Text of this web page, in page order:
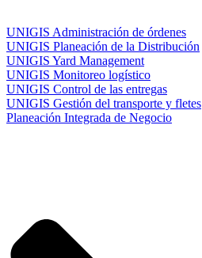
UNIGIS Administración de órdenes
UNIGIS Planeación de la Distribución
UNIGIS Yard Management
UNIGIS Monitoreo logístico
UNIGIS Control de las entregas
UNIGIS Gestión del transporte y fletes
Planeación Integrada de Negocio